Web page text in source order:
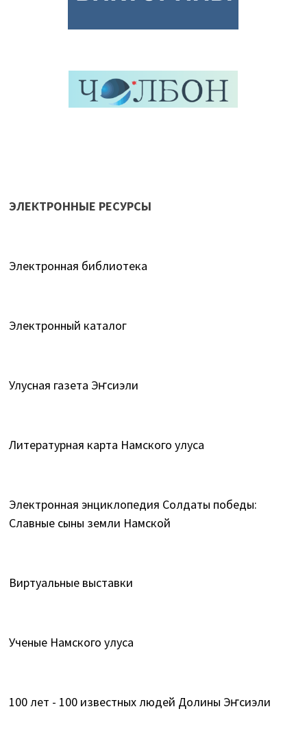
ЭЛЕКТРОННЫЕ РЕСУРСЫ
Электронная библиотека
Электронный каталог
Улусная газета Эҥсиэли
Литературная карта Намского улуса
Электронная энциклопедия Солдаты победы:
Славные сыны земли Намской
Виртуальные выставки
Ученые Намского улуса
100 лет - 100 известных людей Долины Эҥсиэли